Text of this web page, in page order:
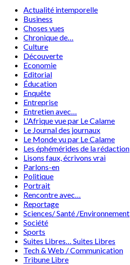
Actualité intemporelle
Business
Choses vues
Chronique de…
Culture
Découverte
Economie
Editorial
Éducation
Enquête
Entreprise
Entretien avec…
L'Afrique vue par Le Calame
Le Journal des journaux
Le Monde vu par Le Calame
Les éphémérides de la rédaction
Lisons faux, écrivons vrai
Parlons-en
Politique
Portrait
Rencontre avec…
Reportage
Sciences/ Santé /Environnement
Société
Sports
Suites Libres… Suites Libres
Tech & Web / Communication
Tribune Libre